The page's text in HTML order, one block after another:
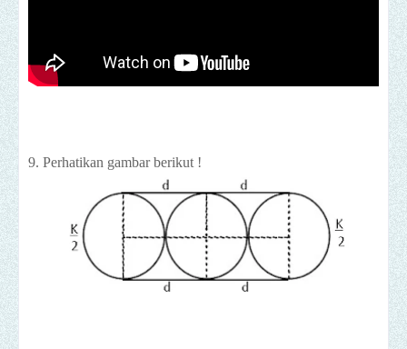
9. Perhatikan gambar berikut !